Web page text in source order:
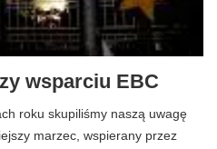
wsparciu EBC
roku skupiliśmy naszą uwagę
marzec, wspierany przez